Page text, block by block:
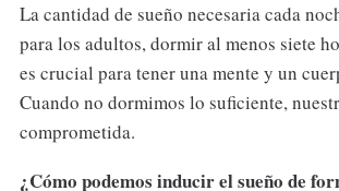
La cantidad de sueño necesaria cada
para los adultos, dormir al menos siete
es crucial para tener una mente y un
Cuando no dormimos lo suficiente,
comprometida.
¿Cómo podemos inducir el sueño de